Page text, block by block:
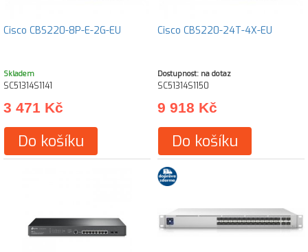
Cisco CBS220-8P-E-2G-EU
Skladem
SC51314S1141
3 471 Kč
Do košíku
Cisco CBS220-24T-4X-EU
Dostupnost: na dotaz
SC51314S1150
9 918 Kč
Do košíku